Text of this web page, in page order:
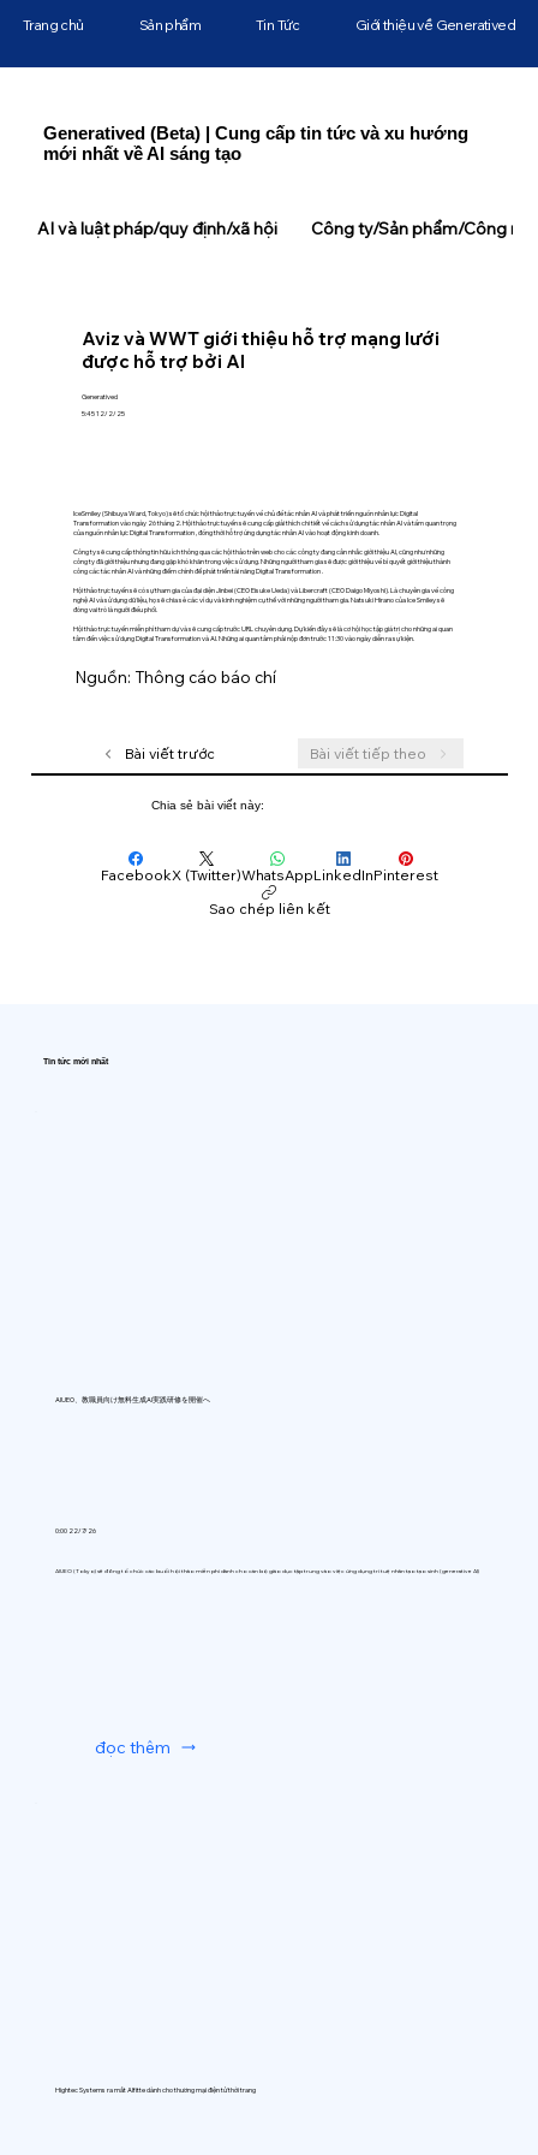
Generatived (Beta) | Cung cấp tin tức và xu hướng
mới nhất về AI sáng tạo
Aviz và WWT giới thiệu hỗ trợ mạng lưới
được hỗ trợ bởi AI
Generatived
5:45 12/2/25
IceSmiley (Shibuya Ward, Tokyo) sẽ tổ chức hội thảo trực tuyến về chủ đề tác nhân AI và phát triển nguồn nhân lực Digital
Transformation vào ngày 26 tháng 2. Hội thảo trực tuyến sẽ cung cấp giải thích chi tiết về cách sử dụng tác nhân AI và tầm quan trọng
của nguồn nhân lực Digital Transformation , đồng thời hỗ trợ ứng dụng tác nhân AI vào hoạt động kinh doanh.
Công ty sẽ cung cấp thông tin hữu ích thông qua các hội thảo trên web cho các công ty đang cân nhắc giới thiệu AI, cũng như những
công ty đã giới thiệu nhưng đang gặp khó khăn trong việc sử dụng. Những người tham gia sẽ được giới thiệu về bí quyết giới thiệu thành
công các tác nhân AI và những điểm chính để phát triển tài năng Digital Transformation .
Hội thảo trực tuyến sẽ có sự tham gia của đại diện Jinbei (CEO Eisuke Ueda) và Libercraft (CEO Daigo Miyoshi). Là chuyên gia về công
nghệ AI và sử dụng dữ liệu, họ sẽ chia sẻ các ví dụ và kinh nghiệm cụ thể với những người tham gia. Natsuki Hirano của Ice Smiley sẽ
đóng vai trò là người điều phối.
Hội thảo trực tuyến miễn phí tham dự và sẽ cung cấp trước URL chuyên dụng. Dự kiến ​​đây sẽ là cơ hội học tập giá trị cho những ai quan
tâm đến việc sử dụng Digital Transformation và AI. Những ai quan tâm phải nộp đơn trước 11:30 vào ngày diễn ra sự kiện.
Nguồn: Thông cáo báo chí
Bài viết trước Bài viết tiếp theo
Trang chủ Sản phẩm Tin Tức Giới thiệu về Generatived
Chia sẻ bài viết này:
FacebookX (Twitter)WhatsAppLinkedInPinterest
Sao chép liên kết
AI và luật pháp/quy định/xã hội Công ty/Sản phẩm/Công
Tin tức mới nhất
AIUEO、教職員向け無料生成AI実践研修を開催へ
0:00 22/7/26
AIUEO (Tokyo) sẽ đồng tổ chức các buổi hội thảo miễn phí dành cho cán bộ giáo dục tập trung vào việc ứng dụng trí tuệ nhân tạo tạo sinh (generative AI)
đọc thêm
Hightec Systems ra mắt AIfitte dành cho thương mại điện tử thời trang